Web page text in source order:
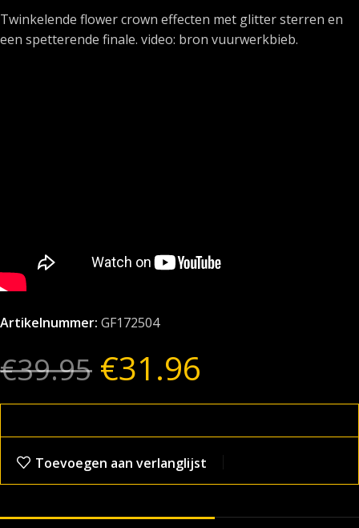
Twinkelende flower crown effecten met glitter sterren en
een spetterende finale. video: bron vuurwerkbieb.
Artikelnummer: GF172504
€39.95 €31.96
Toevoegen aan verlanglijst